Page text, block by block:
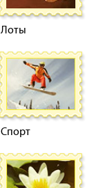
Лоты
Спорт